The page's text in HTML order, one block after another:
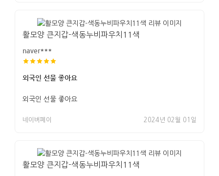
활모양 큰지갑-색동누비파우치11색
naver***
외국인 선물 좋아요
외국인 선물 좋아요
네이버페이 2024년 02월 01일
활모양 큰지갑-색동누비파우치11색